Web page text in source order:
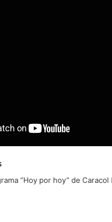
“Hoy por hoy” de Caracol